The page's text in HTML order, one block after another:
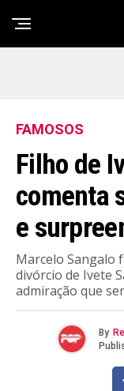
FAMOSOS
Filho de
comenta
e
Marcelo Sangalo
divórcio de Ivete
admiração que
By